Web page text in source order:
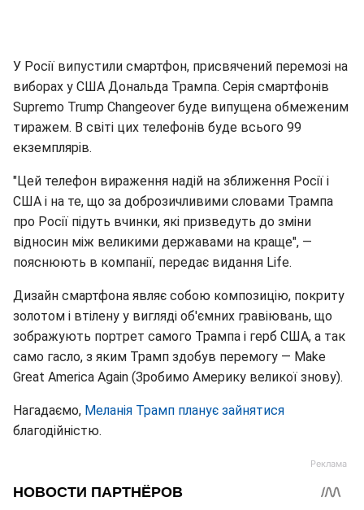
У Росії випустили смартфон, присвячений перемозі на
виборах у США Дональда Трампа. Серія смартфонів
Supremo Trump Changeover буде випущена обмеженим
тиражем. В світі цих телефонів буде всього 99
екземплярів.
"Цей телефон вираження надій на зближення Росії і
США і на те, що за доброзичливими словами Трампа
про Росії підуть вчинки, які призведуть до зміни
відносин між великими державами на краще", —
пояснюють в компанії, передає видання Life.
Дизайн смартфона являє собою композицію, покриту
золотом і втілену у вигляді об'ємних гравіювань, що
зображують портрет самого Трампа і герб США, а так
само гасло, з яким Трамп здобув перемогу — Make
Great America Again (Зробимо Америку великої знову).
Нагадаємо, Меланія Трамп планує зайнятися
благодійністю.